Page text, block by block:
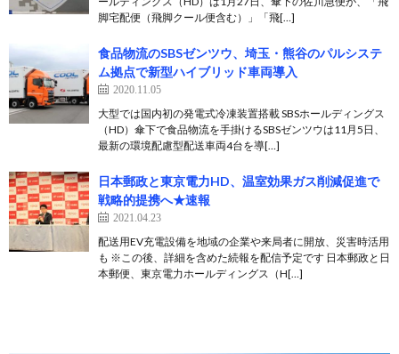
脚宅配便（飛脚クール便含む）」「飛[…]
食品物流のSBSゼンツウ、埼玉・熊谷のパルシステ
ム拠点で新型ハイブリッド車両導入
2020.11.05
大型では国内初の発電式冷凍装置搭載 SBSホールディングス
（HD）傘下で食品物流を手掛けるSBSゼンツウは11月5日、
最新の環境配慮型配送車両4台を導[…]
日本郵政と東京電力HD、温室効果ガス削減促進で
戦略的提携へ★速報
2021.04.23
配送用EV充電設備を地域の企業や来局者に開放、災害時活用
も ※この後、詳細を含めた続報を配信予定です 日本郵政と日
本郵便、東京電力ホールディングス（H[…]